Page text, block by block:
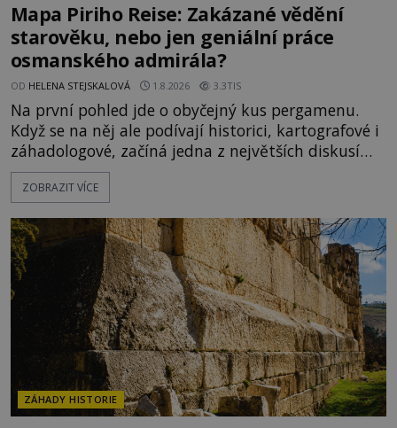
Mapa Piriho Reise: Zakázané vědění
starověku, nebo jen geniální práce
osmanského admirála?
OD HELENA STEJSKALOVÁ 1.8.2026 3.3TIS
Na první pohled jde o obyčejný kus pergamenu.
Když se na něj ale podívají historici, kartografové i
záhadologové, začíná jedna z největších diskusí
moderní historie. Osmanský admirál Piri Reis roku
1513 kreslí mapu světa, která překvapuje
ní vidí důkaz ztracené civilizace nebo dokonce
znalost Antarktidy dávno před jejím objevením.
Jiní tvrdí,
ZOBRAZIT VÍCE
ZÁHADY HISTORIE